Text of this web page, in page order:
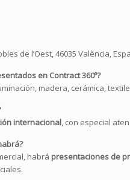
de l’Oest, 46035 València,
en Contract 360º?
madera, cerámica,
internacional, con especial
habrá presentaciones de